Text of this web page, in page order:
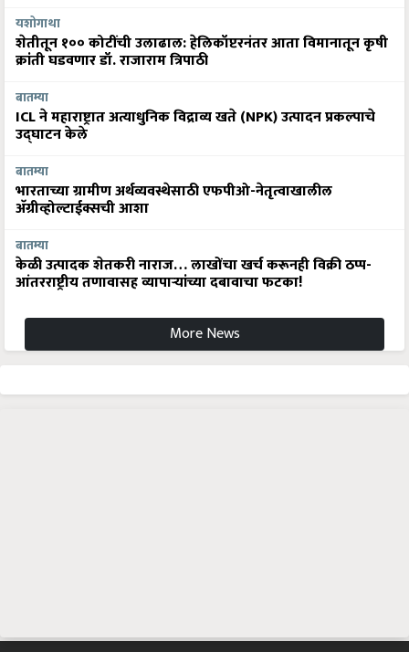
यशोगाथा
शेतीतून १०० कोटींची उलाढाल: हेलिकॉप्टरनंतर आता विमानातून कृषी
क्रांती घडवणार डॉ. राजाराम त्रिपाठी
बातम्या
ICL ने महाराष्ट्रात अत्याधुनिक विद्राव्य खते (NPK) उत्पादन प्रकल्पाचे
उद्घाटन केले
बातम्या
भारताच्या ग्रामीण अर्थव्यवस्थेसाठी एफपीओ-नेतृत्वाखालील
अ‍ॅग्रीव्होल्टाईक्सची आशा
बातम्या
केळी उत्पादक शेतकरी नाराज… लाखोंचा खर्च करूनही विक्री ठप्प-
आंतरराष्ट्रीय तणावासह व्यापाऱ्यांच्या दबावाचा फटका!
More News